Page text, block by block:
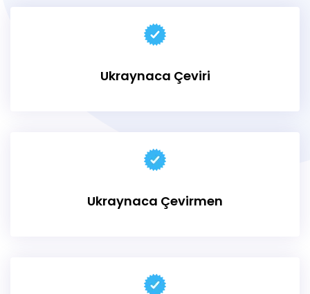
Ukraynaca Çeviri
Ukraynaca Çevirmen